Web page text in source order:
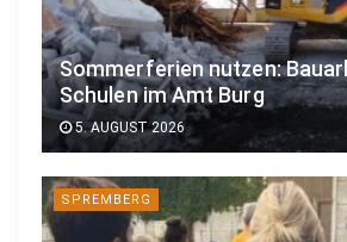
Sommerferien nutzen:
Schulen im Amt Burg
5. AUGUST 2026
SPREMBERG